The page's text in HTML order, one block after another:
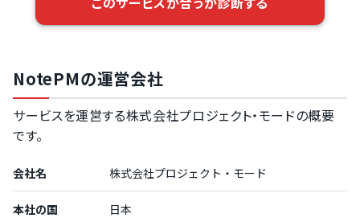
NotePMの運営会社
サービスを運営する株式会社プロジェクト・モードの概要
です。
会社名 株式会社プロジェクト・モード
本社の国 日本